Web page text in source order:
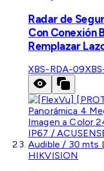
Radar de
Con Conexión
Remplazar
XBS-RDA-09
HIKVISION